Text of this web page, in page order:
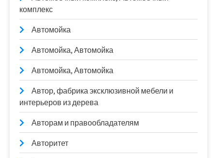
комплекс
Автомойка
Автомойка, Автомойка
Автомойка, Автомойка
Автор, фабрика эксклюзивной мебели и
интерьеров из дерева
Авторам и правообладателям
Авторитет